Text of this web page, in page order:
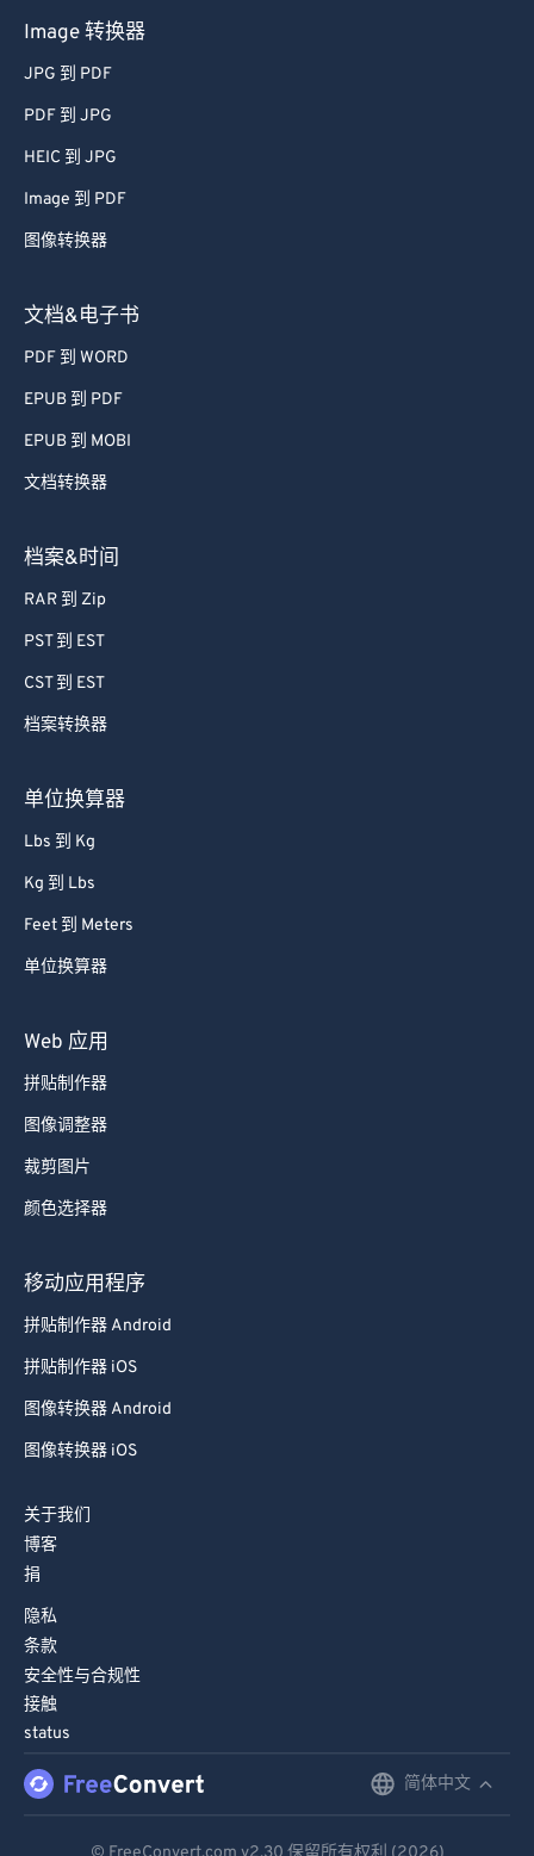
Image 转换器
JPG 到 PDF
PDF 到 JPG
HEIC 到 JPG
Image 到 PDF
图像转换器
文档&电子书
PDF 到 WORD
EPUB 到 PDF
EPUB 到 MOBI
文档转换器
档案&时间
RAR 到 Zip
PST 到 EST
CST 到 EST
档案转换器
单位换算器
Lbs 到 Kg
Kg 到 Lbs
Feet 到 Meters
单位换算器
Web 应用
拼贴制作器
图像调整器
裁剪图片
颜色选择器
移动应用程序
拼贴制作器 Android
拼贴制作器 iOS
图像转换器 Android
图像转换器 iOS
关于我们
博客
捐
隐私
条款
安全性与合规性
接触
status
简体中文